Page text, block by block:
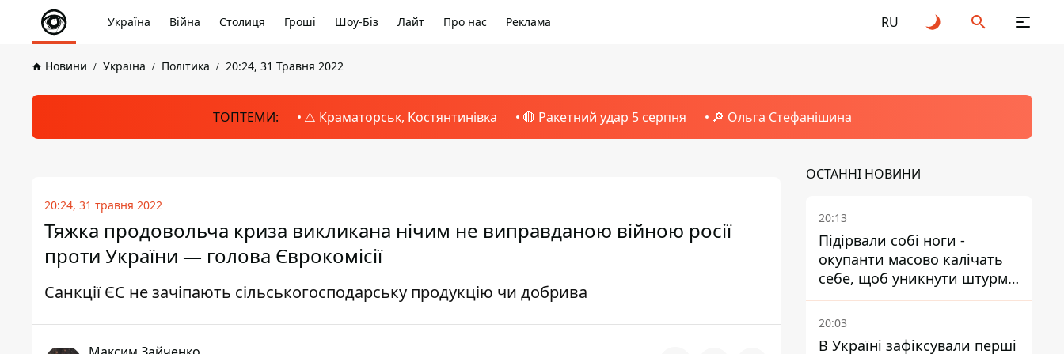
Україна Війна Столиця Гроші Шоу-Біз Лайт Про нас Реклама RU
Новини Україна Політика 20:24, 31 Травня 2022
ТОПТЕМИ: ⚠️ Краматорськ, Костянтинівка 🔴 Ракетний удар 5 серпня 🔎 Ольга Стефанішина
20:24, 31 травня 2022
Тяжка продовольча криза викликана нічим не виправданою війною росії
проти України — голова Єврокомісії
Санкції ЄС не зачіпають сільськогосподарську продукцію чи добрива
ОСТАННІ НОВИНИ
20:13
Підірвали собі ноги -
окупанти масово калічать
себе, щоб уникнути штурмів
- ГУР
20:03
В Україні зафіксували перші